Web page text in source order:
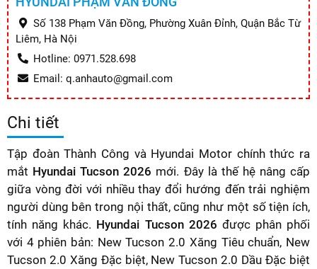
Số 138 Phạm Văn Đồng, Phường Xuân Đỉnh, Quận Bắc Từ
Liêm, Hà Nội
Hotline: 0971.528.698
Email: q.anhauto@gmail.com
Chi tiết
Tập đoàn Thành Công và Hyundai Motor chính thức ra
mắt Hyundai Tucson 2026 mới. Đây là thế hệ nâng cấp
giữa vòng đời với nhiều thay đổi hướng đến trải nghiệm
người dùng bên trong nội thất, cũng như một số tiện ích,
tính năng khác. Hyundai Tucson 2026 được phân phối
với 4 phiên bản: New Tucson 2.0 Xăng Tiêu chuẩn, New
Tucson 2.0 Xăng Đặc biệt, New Tucson 2.0 Dầu Đặc biệt